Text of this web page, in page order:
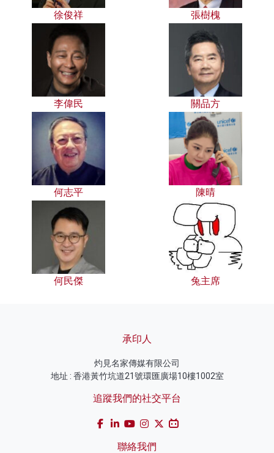
徐俊祥 張樹槐
李偉民 關品方
何志平 陳晴
何民傑 兔主席
承印人
灼見名家傳媒有限公司
地址 : 香港黃竹坑道21號環匯廣場10樓1002室
追蹤我們的社交平台
聯絡我們